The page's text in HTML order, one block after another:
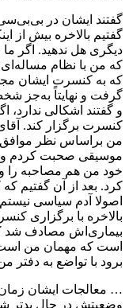
گفتند ایشان در
گفتیم بالاخره بیش از
دیگری هل ندهید. اگر
که من با نظام مساله‏‌ای
که به کنسرت ایشان
گرفت و نهایتاً به‏‌جز
و گفتند اشکالی ندارد،
کنسرت برگزار کند.
من براساس نظر موافق
موسیقی صحبت کردم و
خود من هم مصاحبه را
کرد. بعد از آن گفتیم
اصولا آدم سیاسی
بالاخره با برگزاری
بیماری‏‌اش مصادف شد
است که مهمان من
برود با تواضع به دفتر
… معالجات ایشان
وضعیتش در حال بدتر